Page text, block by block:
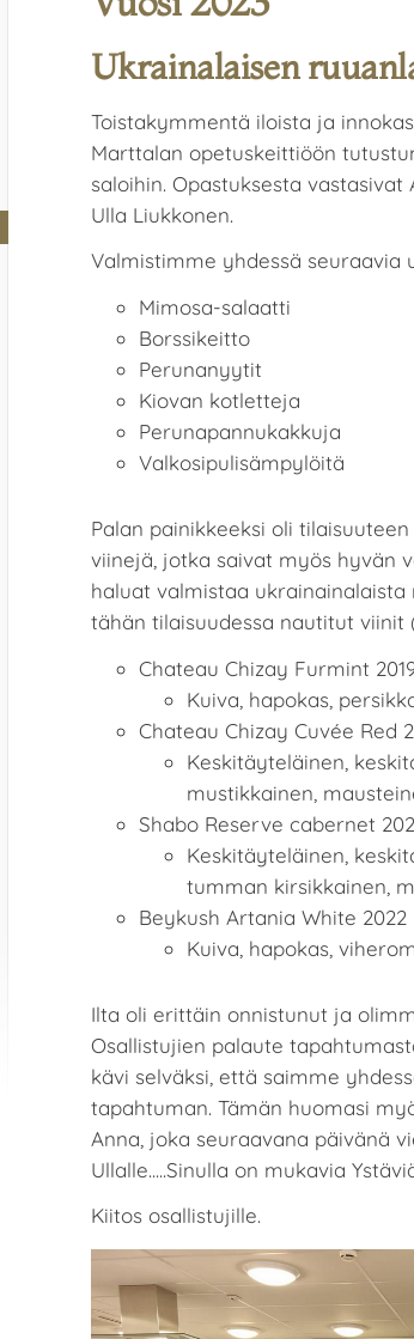
Ukrainalaisen
Toistakymmentä iloista ja
Marttalan opetuskeittiöön
saloihin. Opastuksesta
Ulla Liukkonen.
Valmistimme yhdessä seuraavia
Mimosa-salaatti
Borssikeitto
Perunanyytit
Kiovan kotletteja
Perunapannukakkuja
Valkosipulisämpylöitä
Palan painikkeeksi oli
viinejä, jotka saivat myös hyvän
haluat valmistaa
tähän tilaisuudessa nautitut viinit
Chateau Chizay Furmint
Kuiva, hapokas,
Chateau Chizay Cuvée Red
Keskitäyteläinen,
mustikkainen,
Shabo Reserve cabernet
Keskitäyteläinen,
tumman kirsikkainen,
Beykush Artania White 2022
Kuiva, hapokas,
Ilta oli erittäin onnistunut ja
Osallistujien palaute
kävi selväksi, että saimme
tapahtuman. Tämän huomasi
Anna, joka seuraavana päivänä
Ullalle.....Sinulla on mukavia
Kiitos osallistujille.